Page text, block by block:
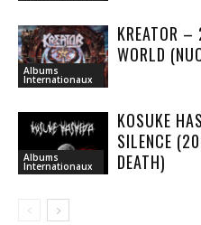
Albums
Internationaux
KREATOR
WORLD
Albums
Internationaux
KOSUKE
SILENCE
DEATH)